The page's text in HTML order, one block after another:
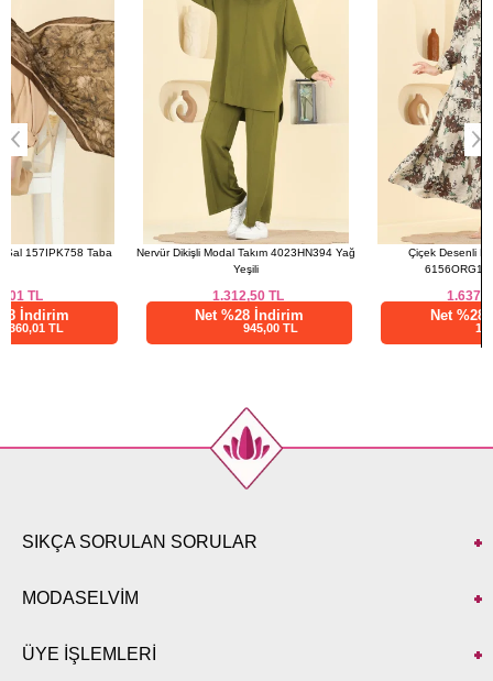
Nervür Dikişli Modal Takım 4023HN394 Yağ
Çiçek Desenli Bağcıklı Elbise
SIKÇA SORULAN SORULAR
MODASELVİM
ÜYE İŞLEMLERİ